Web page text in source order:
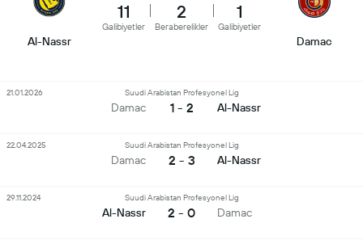
Al-Nassr
11
Galibiyetler
2
Beraberelikler
1
Galibiyetler
Damac
Damac
Suudi Arabistan Profesyonel Lig
1 - 2 Al-Nassr
21.01.2026
Damac
Suudi Arabistan Profesyonel Lig
2 - 3 Al-Nassr
22.04.2025
Al-Nassr
Suudi Arabistan Profesyonel Lig
2 - 0 Damac
29.11.2024